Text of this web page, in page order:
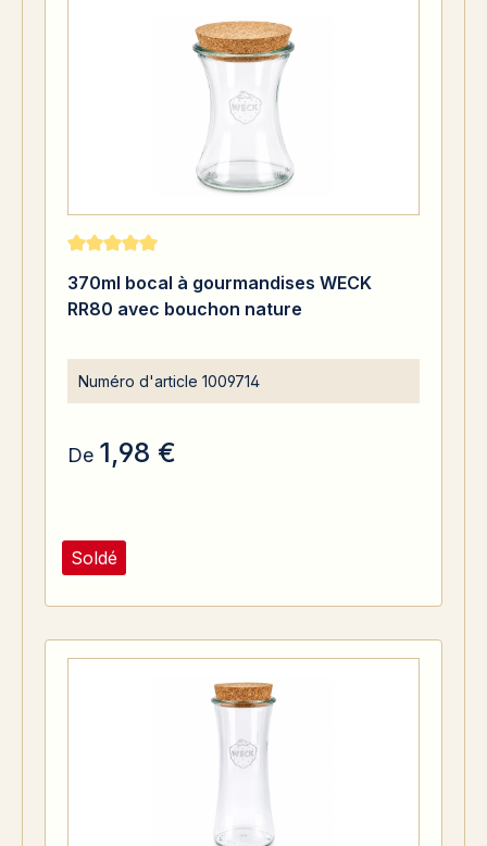
Soldé
Note moyenne de 5 sur 5 étoiles
370ml bocal à gourmandises WECK
RR80 avec bouchon nature
Numéro d'article 1009714
De 1,98 €